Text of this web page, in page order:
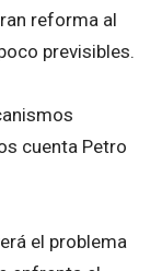
reforma al
previsibles.
cuenta Petro
el problema